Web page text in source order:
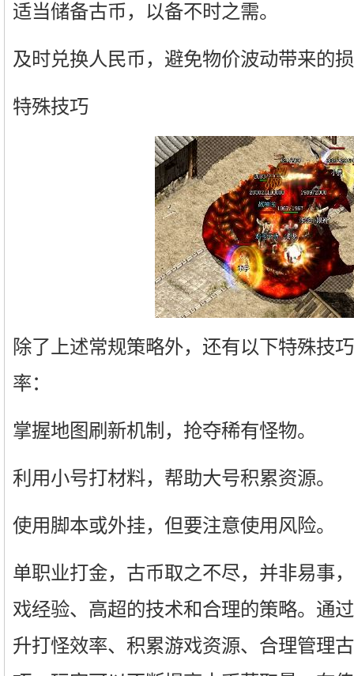
适当储备古币，以备不时之需。
及时兑换人民币，避免物价波动带来的
特殊技巧
除了上述常规策略外，还有以下特殊技
率：
掌握地图刷新机制，抢夺稀有怪物。
利用小号打材料，帮助大号积累资源。
使用脚本或外挂，但要注意使用风险。
单职业打金，古币取之不尽，并非易事
戏经验、高超的技术和合理的策略。通
升打怪效率、积累游戏资源、合理管理